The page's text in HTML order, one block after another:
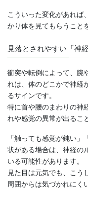
こういった変化があれば
かり体を見てもらうこと
見落とされやすい「神
衝突や転倒によって、腕
れは、体のどこかで神経
るサインです。
特に首や腰のまわりの神
れや感覚の異常が出るこ
「触っても感覚が鈍い
状がある場合は、神経の
いる可能性があります。
見た目は元気でも、こう
周囲からは気づかれにく